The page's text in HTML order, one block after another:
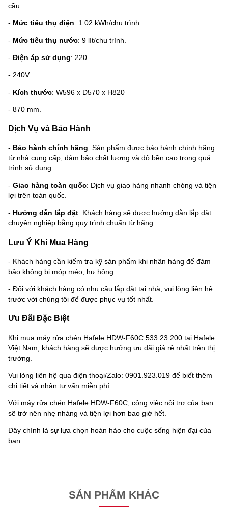
cầu.
- Mức tiêu thụ điện: 1.02 kWh/chu trình.
- Mức tiêu thụ nước: 9 lít/chu trình.
- Điện áp sử dụng: 220
- 240V.
- Kích thước: W596 x D570 x H820
- 870 mm.
Dịch Vụ và Bảo Hành
- Bảo hành chính hãng: Sản phẩm được bảo hành chính hãng
từ nhà cung cấp, đảm bảo chất lượng và độ bền cao trong quá
trình sử dụng.
- Giao hàng toàn quốc: Dịch vụ giao hàng nhanh chóng và tiện
lợi trên toàn quốc.
- Hướng dẫn lắp đặt: Khách hàng sẽ được hướng dẫn lắp đặt
chuyên nghiệp bằng quy trình chuẩn từ hãng.
Lưu Ý Khi Mua Hàng
- Khách hàng cần kiểm tra kỹ sản phẩm khi nhận hàng để đảm
bảo không bị móp méo, hư hỏng.
- Đối với khách hàng có nhu cầu lắp đặt tại nhà, vui lòng liên hệ
trước với chúng tôi để được phục vụ tốt nhất.
Ưu Đãi Đặc Biệt
Khi mua máy rửa chén Hafele HDW-F60C 533.23.200 tại Hafele
Việt Nam, khách hàng sẽ được hưởng ưu đãi giá rẻ nhất trên thị
trường.
Vui lòng liên hệ qua điện thoại/Zalo: 0901.923.019 để biết thêm
chi tiết và nhận tư vấn miễn phí.
Với máy rửa chén Hafele HDW-F60C, công việc nội trợ của bạn
sẽ trở nên nhẹ nhàng và tiện lợi hơn bao giờ hết.
Đây chính là sự lựa chọn hoàn hảo cho cuộc sống hiện đại của
bạn.
SẢN PHẨM KHÁC